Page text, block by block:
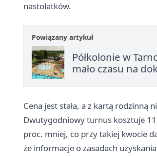
nastolatków.
Powiązany artykuł
Półkolonie w
mało czasu na
Cena jest stała, a z kartą rodzinną
Dwutygodniowy turnus kosztuje
proc. mniej, co przy takiej kwocie
że informacje o zasadach